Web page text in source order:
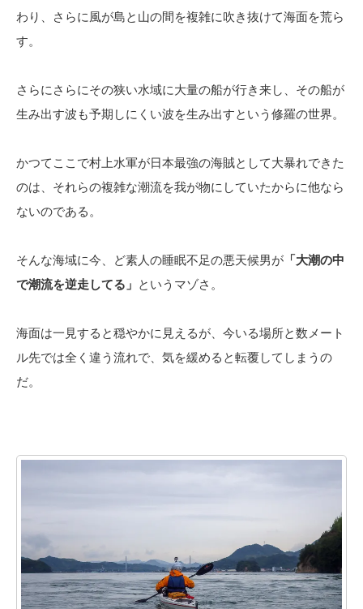
わり、さらに風が島と山の間を複雑に吹き抜けて海面を荒ら
す。
さらにさらにその狭い水域に大量の船が行き来し、その船が
生み出す波も予期しにくい波を生み出すという修羅の世界。
かつてここで村上水軍が日本最強の海賊として大暴れできた
のは、それらの複雑な潮流を我が物にしていたからに他なら
ないのである。
そんな海域に今、ど素人の睡眠不足の悪天候男が 「大潮の中
で潮流を逆走してる」 というマゾさ。
海面は一見すると穏やかに見えるが、今いる場所と数メート
ル先では全く違う流れで、気を緩めると転覆してしまうの
だ。